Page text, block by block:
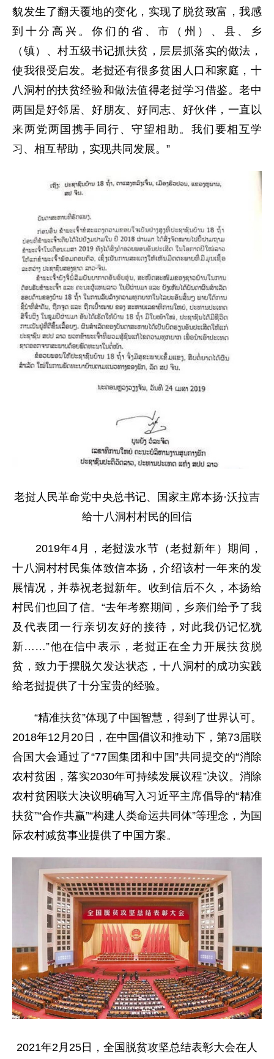
貌发生了翻天覆地的变化，实现了脱贫致富，我感
到十分高兴。你们的省、市（州）、县、乡
（镇）、村五级书记抓扶贫，层层抓落实的做法，
使我很受启发。老挝还有很多贫困人口和家庭，十
八洞村的扶贫经验和做法值得老挝学习借鉴。老中
两国是好邻居、好朋友、好同志、好伙伴，一直以
来两党两国携手同行、守望相助。我们要相互学
习、相互帮助，实现共同发展。”
老挝人民革命党中央总书记、国家主席本扬·沃拉吉
给十八洞村村民的回信
2019年4月，老挝泼水节（老挝新年）期间，
十八洞村村民集体致信本扬，介绍该村一年来的发
展情况，并恭祝老挝新年。收到信后不久，本扬给
村民们也回了信。“去年考察期间，乡亲们给予了我
及代表团一行亲切友好的接待，对此我仍记忆犹
新……”他在信中表示，老挝正在全力开展扶贫脱
贫，致力于摆脱欠发达状态，十八洞村的成功实践
给老挝提供了十分宝贵的经验。
“精准扶贫”体现了中国智慧，得到了世界认可。
2018年12月20日，在中国倡议和推动下，第73届联
合国大会通过了“77国集团和中国”共同提交的“消除
农村贫困，落实2030年可持续发展议程”决议。消除
农村贫困联大决议明确写入习近平主席倡导的“精准
扶贫”“合作共赢”“构建人类命运共同体”等理念，为国
际农村减贫事业提供了中国方案。
2021年2月25日，全国脱贫攻坚总结表彰大会在人